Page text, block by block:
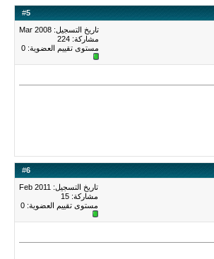
#5
تاريخ التسجيل: Mar 2008
مشاركة: 224
مستوى تقييم العضوية: 0
#6
تاريخ التسجيل: Feb 2011
مشاركة: 15
مستوى تقييم العضوية: 0